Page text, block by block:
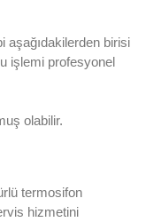
aşağıdakilerden birisi
işlemi profesyonel
olabilir.
termosifon
hizmetini